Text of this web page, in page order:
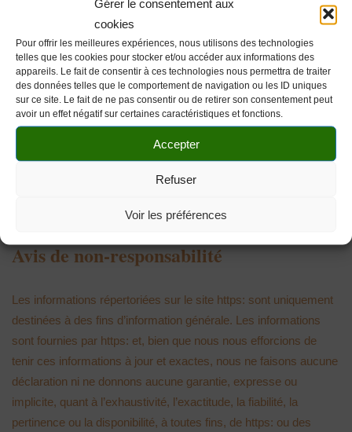
Gérer le consentement aux
cookies
Pour offrir les meilleures expériences, nous utilisons des technologies
telles que les cookies pour stocker et/ou accéder aux informations des
appareils. Le fait de consentir à ces technologies nous permettra de traiter
des données telles que le comportement de navigation ou les ID uniques
sur ce site. Le fait de ne pas consentir ou de retirer son consentement peut
avoir un effet négatif sur certaines caractéristiques et fonctions.
Accepter
Refuser
Voir les préférences
6 – Droit applicable et attribution de juridiction.
Tout litige en relation avec l’utilisation du sitehttps:est soumis
au droit français. En dehors des cas où la loi ne le permet pas, il
est fait attribution exclusive de juridiction aux tribunaux
compétents de
Avis de non-responsabilité
Les informations répertoriées sur le site https: sont uniquement
destinées à des fins d’information générale. Les informations
sont fournies par https: et, bien que nous nous efforcions de
tenir ces informations à jour et exactes, nous ne faisons aucune
déclaration ni ne donnons aucune garantie, expresse ou
implicite, quant à l’exhaustivité, l’exactitude, la fiabilité, la
pertinence ou la disponibilité, à toutes fins, de https: ou des